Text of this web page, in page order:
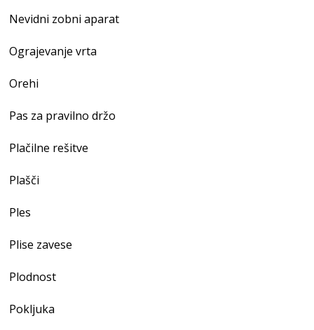
Nevidni zobni aparat
Ograjevanje vrta
Orehi
Pas za pravilno držo
Plačilne rešitve
Plašči
Ples
Plise zavese
Plodnost
Pokljuka